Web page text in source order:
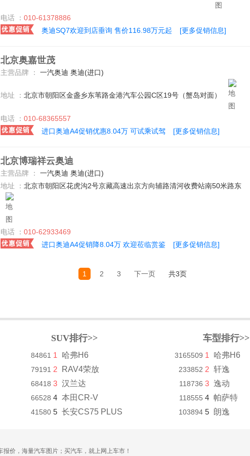
电话 ： 010-61378886
奥迪SQ7欢迎到店垂询 售价116.98万元起
[更多促销信息]
北京奥嘉世茂
主营品牌 ： 一汽奥迪 奥迪(进口)
地址 ： 北京市朝阳区金盏乡东苇路金港汽车公园C区19号（蟹岛对面）
电话 ： 010-68365557
进口奥迪A4促销优惠8.04万 可试乘试驾
[更多促销信息]
北京博瑞祥云奥迪
主营品牌 ：
一汽奥迪 奥迪(进口)
地址 ： 北京市朝阳区花虎沟2号京藏高速出京方向辅路清河收费站南50米路东
电话 ： 010-62933469
进口奥迪A4促销降8.04万 欢迎莅临赏鉴
[更多促销信息]
1 2 3 下一页 共3页
84861
79191
68418
66528
41580
SUV排行>>
1 哈弗H6 3165509
2 RAV4荣放 233852
3 汉兰达 118736
4 本田CR-V 118555
5 长安CS75 PLUS 103894
车型排行>>
1 哈弗H6
2 轩逸
3 逸动
4 帕萨特
5 朗逸